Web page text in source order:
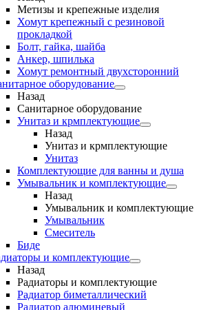
Метизы и крепежные изделия
Хомут крепежный с резиновой
прокладкой
Болт, гайка, шайба
Анкер, шпилька
Хомут ремонтный двухсторонний
оборудование
Назад
Санитарное оборудование
Унитаз и крмплектующие
Назад
Унитаз и крмплектующие
Унитаз
Комплектующие для ванны и душа
Умывальник и комплектующие
Назад
Умывальник и комплектующие
Умывальник
Смеситель
Биде
и комплектующие
Назад
Радиаторы и комплектующие
Радиатор биметаллический
Радиатор алюминевый